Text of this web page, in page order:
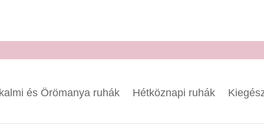
és Örömanya ruhák Hétköznapi ruhák